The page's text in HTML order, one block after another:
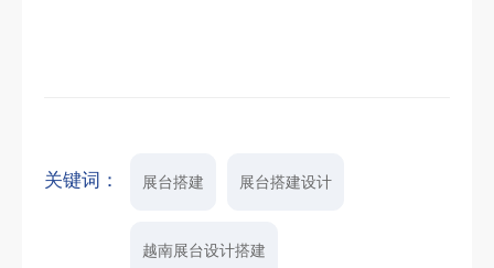
关键词： 展台搭建 展台搭建设计
越南展台设计搭建